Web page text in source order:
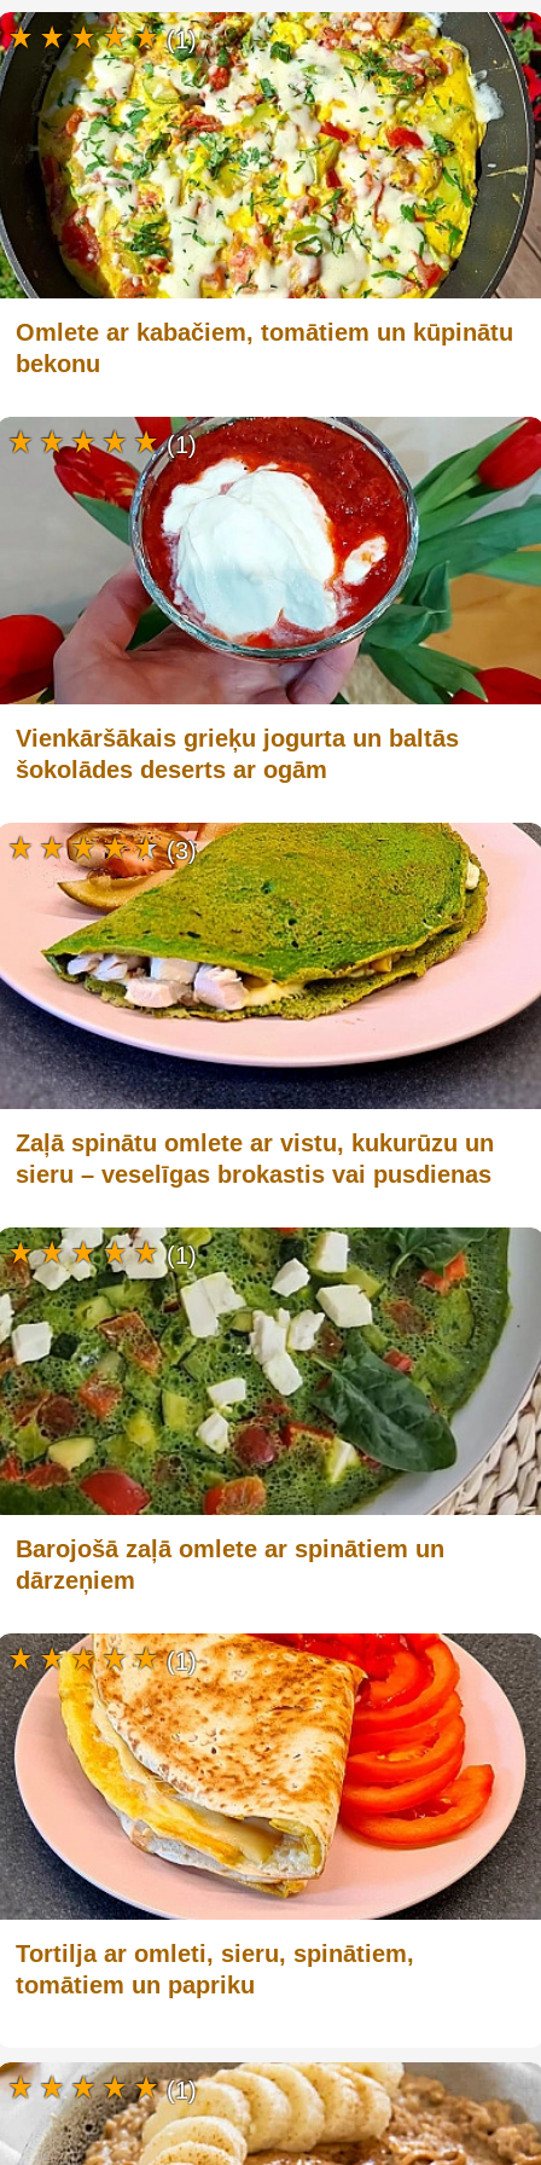
Omlete ar kabačiem, tomātiem un kūpinātu
bekonu
(1)
Vienkāršākais grieķu jogurta un baltās
šokolādes deserts ar ogām
(1)
Zaļā spinātu omlete ar vistu, kukurūzu un
sieru – veselīgas brokastis vai pusdienas
(3)
Barojošā zaļā omlete ar spinātiem un
dārzeņiem
(1)
Tortilja ar omleti, sieru, spinātiem,
tomātiem un papriku
(1)
(1)